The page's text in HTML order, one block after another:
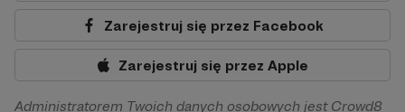
Zarejestruj się przez Facebook
Zarejestruj się przez Apple
Administratorem Twoich danych osobowych jest Crowd8